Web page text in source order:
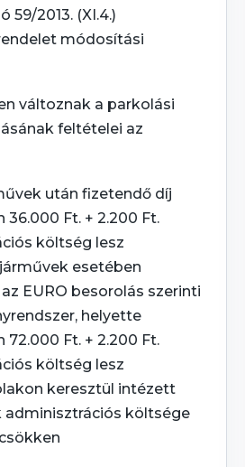
59/2013. (XI.4.)
módosítási
változnak a parkolási
feltételei az
után fizetendő díj
36.000 Ft. + 2.200 Ft.
költség lesz
esetében
EURO besorolás szerinti
helyette
72.000 Ft. + 2.200 Ft.
költség lesz
keresztül intézett
adminisztrációs költsége